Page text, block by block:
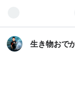
生き物おで